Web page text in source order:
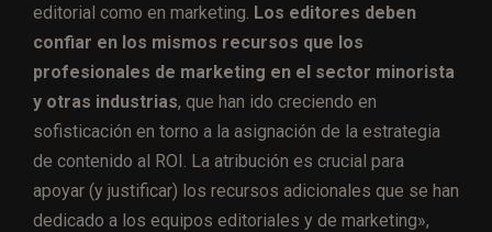
editorial como en marketing. Los editores deben
confiar en los mismos recursos que los
profesionales de marketing en el sector minorista
y otras industrias, que han ido creciendo en
sofisticación en torno a la asignación de la estrategia
de contenido al ROI. La atribución es crucial para
apoyar (y justificar) los recursos adicionales que se han
dedicado a los equipos editoriales y de marketing»,